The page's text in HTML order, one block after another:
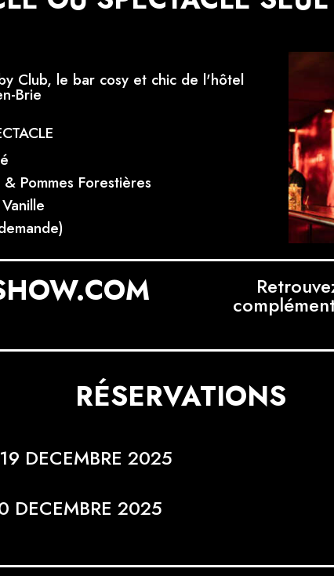
Club, le bar cosy et chic de l'hôtel
Brie
Pommes Forestières
RÉSERVATIONS
DECEMBRE 2025
DECEMBRE 2025